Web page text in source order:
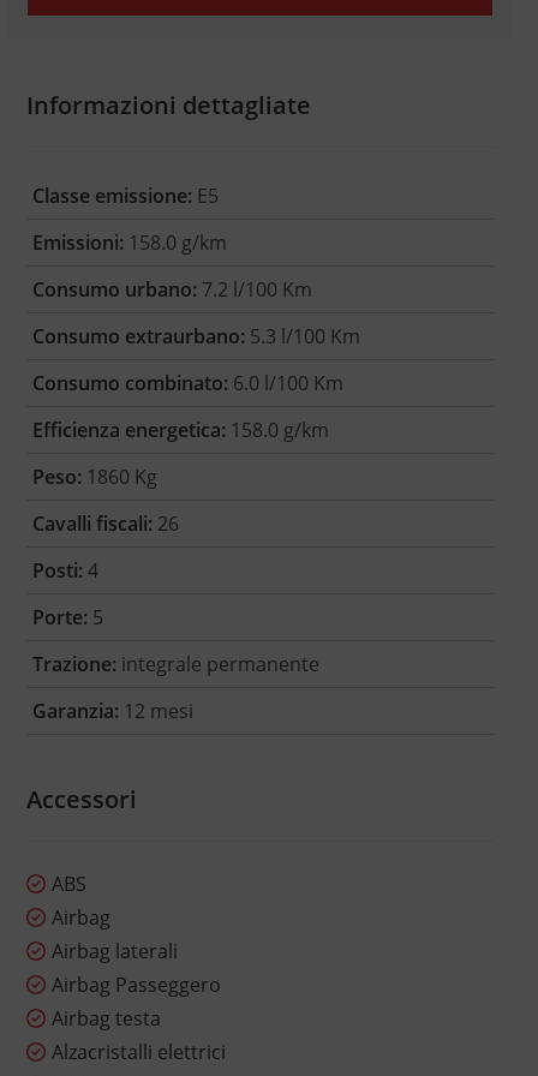
Informazioni dettagliate
Classe emissione: E5
Emissioni: 158.0 g/km
Consumo urbano: 7.2 l/100 Km
Consumo extraurbano: 5.3 l/100 Km
Consumo combinato: 6.0 l/100 Km
Efficienza energetica: 158.0 g/km
Peso: 1860 Kg
Cavalli fiscali: 26
Posti: 4
Porte: 5
Trazione: integrale permanente
Garanzia: 12 mesi
Accessori
ABS
Airbag
Airbag laterali
Airbag Passeggero
Airbag testa
Alzacristalli elettrici